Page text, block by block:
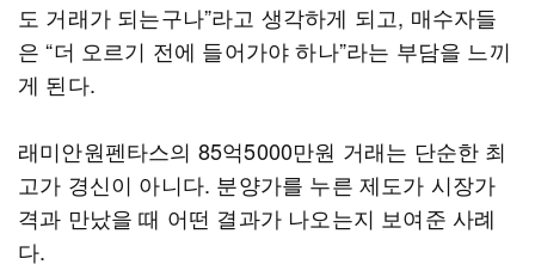
도 거래가 되는구나”라고 생각하게 되고, 매수자들
은 “더 오르기 전에 들어가야 하나”라는 부담을 느끼
게 된다.
래미안원펜타스의 85억5000만원 거래는 단순한 최
고가 경신이 아니다. 분양가를 누른 제도가 시장가
격과 만났을 때 어떤 결과가 나오는지 보여준 사례
다.